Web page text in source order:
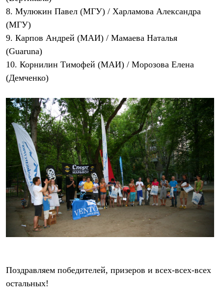
Контроль качества
Команда Баск
Сотрудничество
Дилерам
Стать дилером
Корпоративным клиентам
Услуги
Медиа
8. Мулюкин Павел (МГУ) / Харламова Александра
(МГУ)
9. Карпов Андрей (МАИ) / Мамаева Наталья
(Guaruna)
10. Корнилин Тимофей (МАИ) / Морозова Елена
(Демченко)
Поздравляем победителей, призеров и всех-всех-всех
остальных!